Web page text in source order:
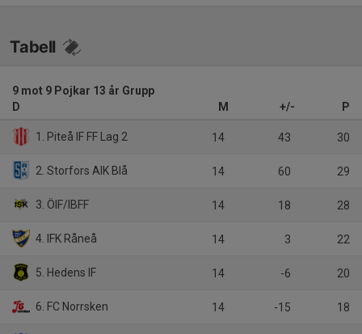
Tabell
9 mot 9 Pojkar 13 år Grupp
D
M +/- P
1. Piteå IF FF Lag 2 14 43 30
2. Storfors AIK Blå 14 60 29
3. ÖIF/IBFF 14 18 28
4. IFK Råneå 14 3 22
5. Hedens IF 14 -6 20
6. FC Norrsken 14 -15 18